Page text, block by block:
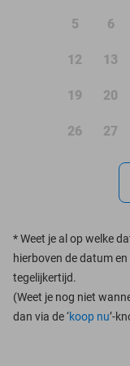
5 6
12 13
19 20
26 27
*Weet je al op welke
hierboven de datum
tegelijkertijd.
(Weet je nog niet
dan via de ‘koop nu’-